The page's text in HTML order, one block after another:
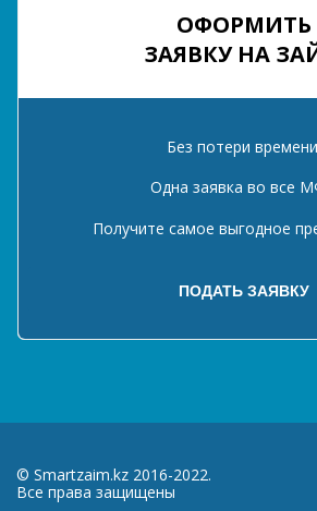
ОФОРМИТЬ
ЗАЯВКУ НА
Без потери
Одна заявка во все
Получите самое выгодное
© Smartzaim.kz 2016-2022.
Все права защищены